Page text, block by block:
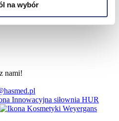
na wybór
nami!
Innowacyjna siłownia HUR
Kosmetyki Weyergans